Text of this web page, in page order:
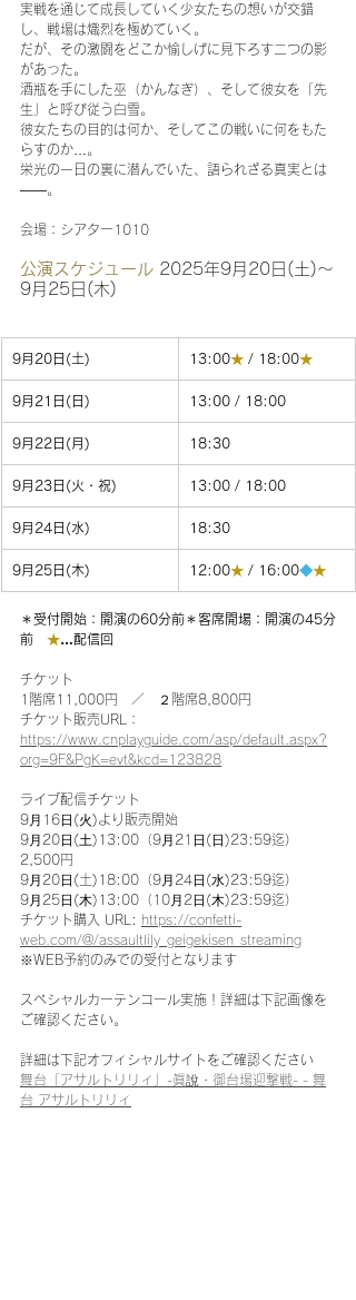
実戦を通じて成長していく少女たちの想いが交錯
し、戦場は熾烈を極めていく。
だが、その激闘をどこか愉しげに見下ろす二つの影
があった。
酒瓶を手にした巫（かんなぎ）、そして彼女を「先
生」と呼び従う白雪。
彼女たちの目的は何か、そしてこの戦いに何をもた
らすのか…。
栄光の一日の裏に潜んでいた、語られざる真実とは
――。
会場：シアター1010
公演スケジュール 2025年9月20日(土)～
9月25日(木)
9月20日(土) 13:00★ / 18:00★
9月21日(日) 13:00 / 18:00
9月22日(月) 18:30
9月23日(火・祝) 13:00 / 18:00
9月24日(水) 18:30
9月25日(木) 12:00★ / 16:00◆★
＊受付開始：開演の60分前＊客席開場：開演の45分
前 ★ …配信回
チケット
1階席11,000円　／　２階席8,800円
チケット販売URL：
https://www.cnplayguide.com/asp/default.aspx?
org=9F&PgK=evt&kcd=123828
ライブ配信チケット
9⽉16⽇(⽕)より販売開始
9⽉20⽇(⼟)13:00（9⽉21⽇(⽇)23:59迄）
2,500円
9⽉20⽇(土)18:00（9⽉24⽇(⽔)23:59迄）
9⽉25⽇(⽊)13:00（10⽉2⽇(⽊)23:59迄）
チケット購入 URL: https://confetti-
web.com/@/assaultlily_geigekisen_streaming
※WEB予約のみでの受付となります
スペシャルカーテンコール実施！詳細は下記画像を
ご確認ください。
詳細は下記オフィシャルサイトをご確認ください
舞台「アサルトリリィ」-眞說・御台場迎撃戦- - 舞
台 アサルトリリィ